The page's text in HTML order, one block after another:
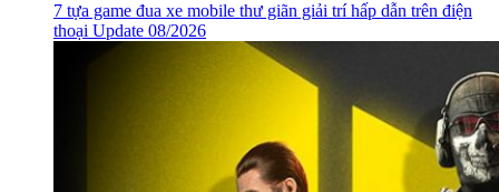
7 tựa game đua xe mobile thư giãn giải trí hấp dẫn trên điện
thoại Update 08/2026